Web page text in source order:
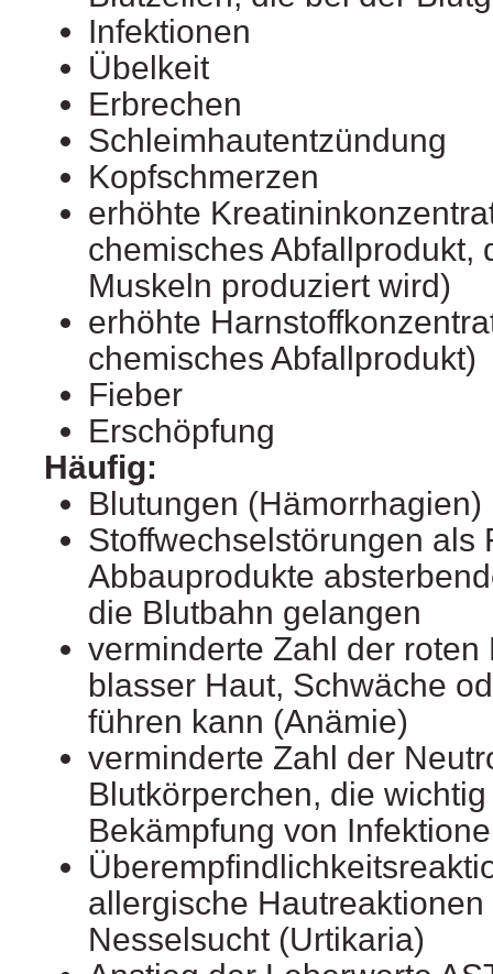
Infektionen
Übelkeit
Erbrechen
Schleimhautentzündung
Kopfschmerzen
erhöhte
chemisches Abfallprodukt,
Muskeln produziert wird)
erhöhte
chemisches Abfallprodukt)
Fieber
Erschöpfung
Häufig:
Blutungen (Hämorrhagien)
Stoffwechselstörungen als
Abbauprodukte
die Blutbahn gelangen
verminderte Zahl der roten
blasser Haut, Schwäche
führen kann (Anämie)
verminderte Zahl der
Blutkörperchen, die
Bekämpfung von
allergische
Nesselsucht (Urtikaria)